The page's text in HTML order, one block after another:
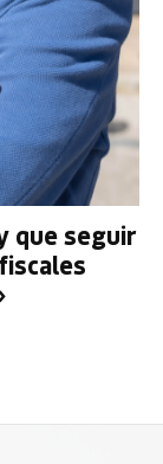
que seguir